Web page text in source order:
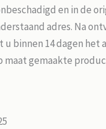
en in de
adres. Na
u binnen 14 dagen het
maat gemaakte